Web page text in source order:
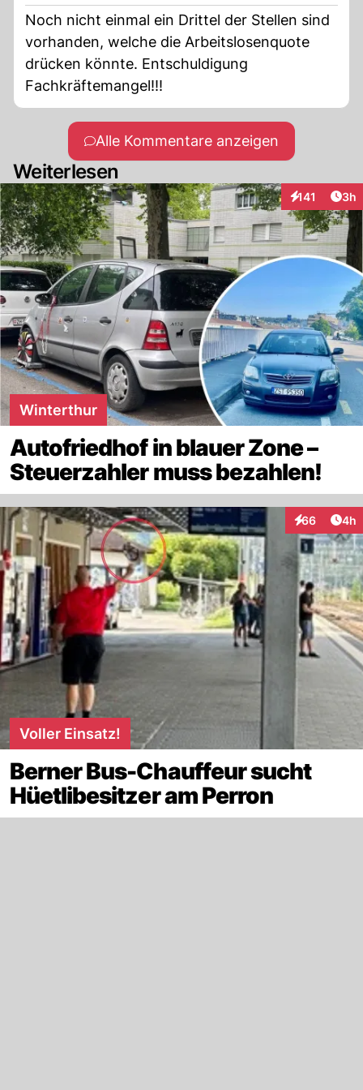
Noch nicht einmal ein Drittel der Stellen sind
vorhanden, welche die Arbeitslosenquote
drücken könnte. Entschuldigung
Fachkräftemangel!!!
Alle Kommentare anzeigen
Weiterlesen
141
Interaktionen
3h
Winterthur
Autofriedhof in blauer Zone –
Steuerzahler muss bezahlen!
66
Interaktionen
4h
Voller Einsatz!
Berner Bus-Chauffeur sucht
Hüetlibesitzer am Perron